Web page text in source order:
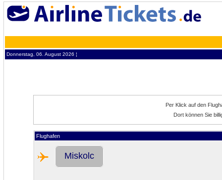
Donnerstag, 06. August 2026 ¦
Per Klick auf den
Dort können Sie
Flughafen
Miskolc